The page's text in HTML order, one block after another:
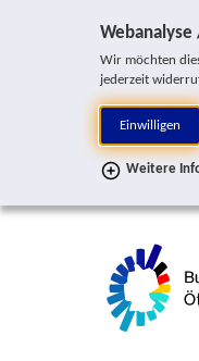
Wir möchten
jederzeit
Einwilligen
Weitere